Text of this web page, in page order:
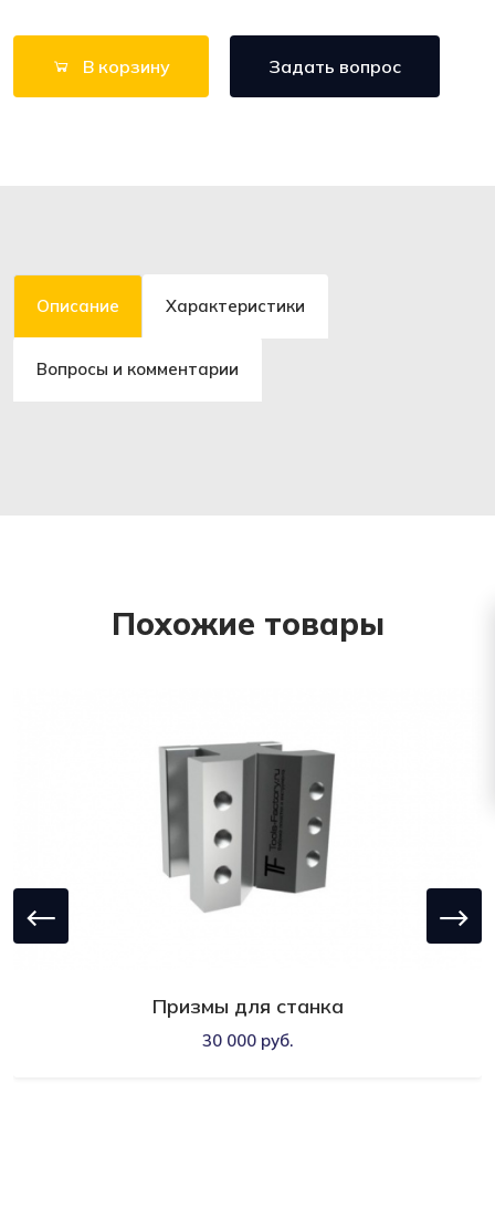
В корзину Задать вопрос
Описание Характеристики
Вопросы и комментарии
Похожие товары
Призмы для станка
30 000 руб.